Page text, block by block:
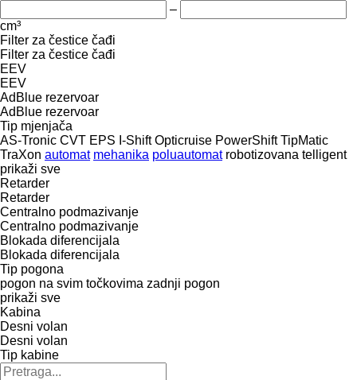
–
cm³
Filter za čestice čađi
Filter za čestice čađi
EEV
EEV
AdBlue rezervoar
AdBlue rezervoar
Tip mјenjača
AS-Tronic CVT EPS I-Shift Opticruise PowerShift TipMatic
TraXon automat mehanika poluautomat robotizovana telligent
prikaži sve
Retarder
Retarder
Centralno podmazivanje
Centralno podmazivanje
Blokada diferencijala
Blokada diferencijala
Tip pogona
pogon na svim točkovima zadnji pogon
prikaži sve
Kabina
Desni volan
Desni volan
Tip kabine